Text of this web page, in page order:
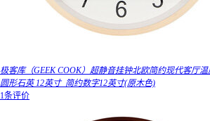
极客库（GEEK COOK）超静音挂钟北欧简约现代客厅
圆形石英 12英寸_简约数字12英寸(原木色)
1条评价